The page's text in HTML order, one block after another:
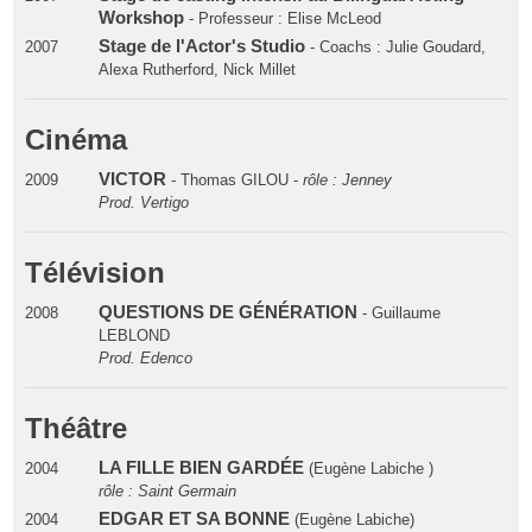
Workshop- Professeur : Elise McLeod
2007
Stage de l'Actor's Studio- Coachs : Julie Goudard,
Alexa Rutherford, Nick Millet
Cinéma
2009 VICTOR - Thomas GILOU - rôle : Jenney
Prod. Vertigo
Télévision
2008 QUESTIONS DE GÉNÉRATION - Guillaume
LEBLOND
Prod. Edenco
Théâtre
2004 LA FILLE BIEN GARDÉE (Eugène Labiche )
rôle : Saint Germain
2004
EDGAR ET SA BONNE(Eugène Labiche)